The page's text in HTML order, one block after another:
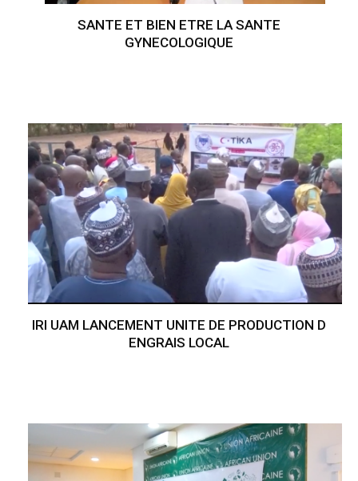
SANTE ET BIEN ETRE LA SANTE
GYNECOLOGIQUE
IRI UAM LANCEMENT UNITE DE PRODUCTION D
ENGRAIS LOCAL